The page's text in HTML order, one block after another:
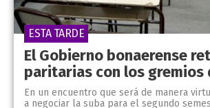
El Gobierno bonaerense
paritarias con los gremios
En un encuentro que será de manera
a negociar la suba para el segundo
ESTA TARDE